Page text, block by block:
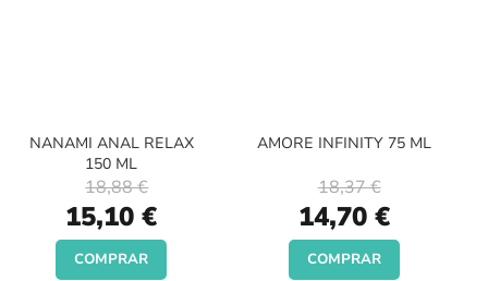
NANAMI ANAL RELAX
150 ML
Special
Price
15,10 €
18,88 €
COMPRAR
AMORE INFINITY 75 ML
Special
Price
14,70 €
18,37 €
COMPRAR